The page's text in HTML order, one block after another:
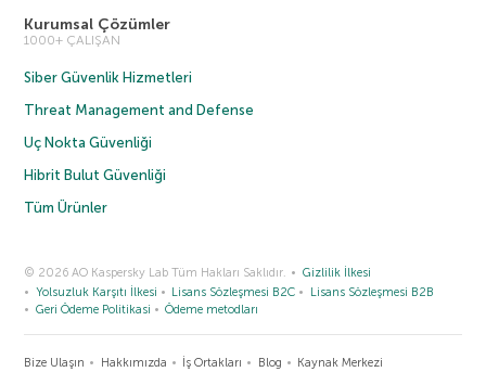
Kurumsal Çözümler
1000+ ÇALIŞAN
Siber Güvenlik Hizmetleri
Threat Management and Defense
Uç Nokta Güvenliği
Hibrit Bulut Güvenliği
Tüm Ürünler
© 2026 AO Kaspersky Lab Tüm Hakları Saklıdır.
Gizlilik İlkesi
Yolsuzluk Karşıtı İlkesi
Lisans Sözleşmesi B2C
Lisans Sözleşmesi B2B
Geri Ödeme Politikasi
Ödeme metodları
Bize Ulaşın Hakkımızda İş Ortakları Blog
Kaynak Merkezi